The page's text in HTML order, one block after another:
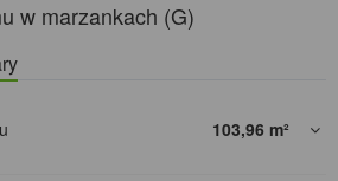
w marzankach (G)
103,96 m²